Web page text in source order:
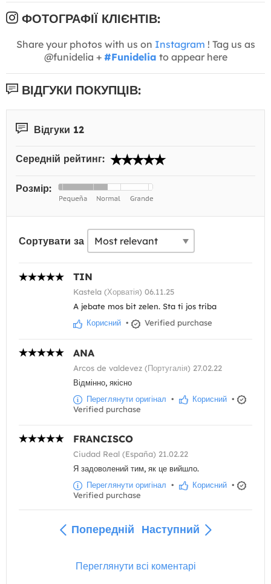
ФОТОГРАФІЇ КЛІЄНТІВ:
Share your photos with us on Instagram ! Tag us as
@funidelia + #Funidelia to appear here
ВІДГУКИ ПОКУПЦІВ:
Відгуки 12
Середній рейтинг:
Розмір:
Сортувати за
TIN
Kastela (Хорватія) 06.11.25
A jebate mos bit zelen. Sta ti jos triba
Корисний • Verified purchase
ANA
Arcos de valdevez (Португалія) 27.02.22
Відмінно, якісно
Переглянути оригінал • Корисний •
Verified purchase
FRANCISCO
Ciudad Real (España) 21.02.22
Я задоволений тим, як це вийшло.
Переглянути оригінал • Корисний •
Verified purchase
Попередній Наступний
Переглянути всі коментарі